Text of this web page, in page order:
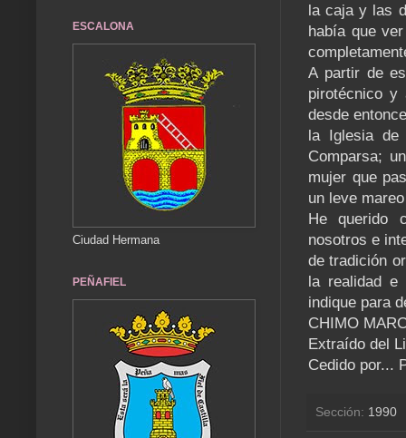
la caja y las
había que
A partir de
pirotécnico y
desde
la Iglesia
Comparsa;
mujer que
un leve
He querido
nosotros e
de tradición
la realidad
indique para
CHIMO
Extraído del
Cedido por...
Sección: 1990
ESCALONA
Ciudad Hermana
PEÑAFIEL